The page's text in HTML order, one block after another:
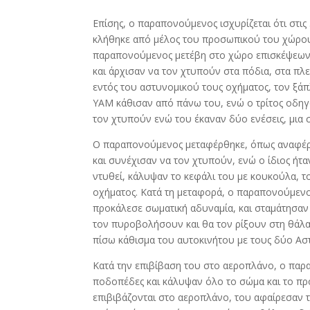
Επίσης, ο παραπονούμενος ισχυρίζεται ότι
κλήθηκε από μέλος του προσωπικού του
παραπονούμενος μετέβη στο χώρο
και άρχισαν να τον χτυπούν στα πόδια, στα
εντός του αστυνομικού τους οχήματος, τον
ΥΑΜ κάθισαν από πάνω του, ενώ ο τρίτος
τον χτυπούν ενώ του έκαναν δύο ενέσεις, μια
Ο παραπονούμενος μεταφέρθηκε, όπως
και συνέχισαν να τον χτυπούν, ενώ ο ίδιος
ντυθεί, κάλυψαν το κεφάλι του με κουκούλα,
οχήματος. Κατά τη μεταφορά, ο
προκάλεσε σωματική αδυναμία, και
τον πυροβολήσουν και θα τον ρίξουν στη
πίσω κάθισμα του αυτοκινήτου με τους δύο
Κατά την επιβίβαση του στο αεροπλάνο, ο
ποδοπέδες και κάλυψαν όλο το σώμα και το
επιβιβάζονται στο αεροπλάνο, του